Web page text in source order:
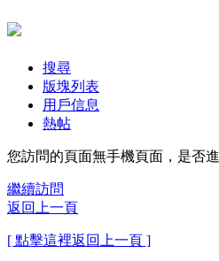
搜尋
版塊列表
用戶信息
熱帖
您訪問的頁面無手機頁面，是否
繼續訪問
返回上一頁
[ 點擊這裡返回上一頁 ]